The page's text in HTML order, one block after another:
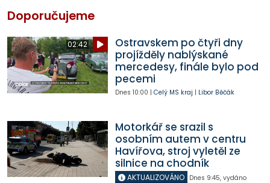
Doporučujeme
02:42
Ostravskem po čtyři dny
projížděly nablýskané
mercedesy, finále bylo pod
pecemi
Dnes 10:00 | Celý MS kraj | Libor Běčák
Motorkář se srazil s
osobním autem v centru
Havířova, stroj vyletěl ze
silnice na chodník
AKTUALIZOVÁNO Dnes 9:45, vydáno